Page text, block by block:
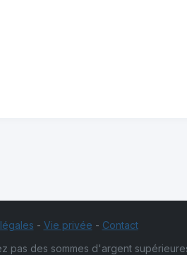
- Vie privée - Contact
pas des sommes d'argent